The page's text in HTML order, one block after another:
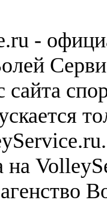
-
сайта
на